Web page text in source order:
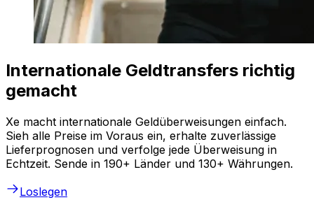
Internationale Geldtransfers richtig
gemacht
Xe macht internationale Geldüberweisungen einfach.
Sieh alle Preise im Voraus ein, erhalte zuverlässige
Lieferprognosen und verfolge jede Überweisung in
Echtzeit. Sende in 190+ Länder und 130+ Währungen.
Loslegen